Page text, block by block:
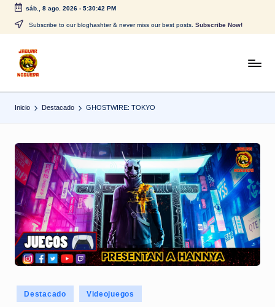
Saltar
contenido
sáb., 8 ago. 2026- 5:30:42 PM
Subscribe to our bloghashter & never miss our best posts. Subscribe Now!
J
a
g
a
r
N
o
g
u
CONTENIDO
Inicio Destacado GHOSTWIRE: TOKYO
Publicado
en
Destacado Videojuegos